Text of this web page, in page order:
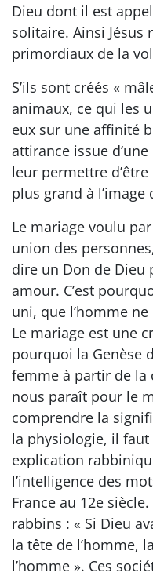
Dieu dont il est
solitaire. Ainsi Jésus
primordiaux de la
S’ils sont créés «
animaux, ce qui les
eux sur une affinité
attirance issue
leur permettre
plus grand à l’image
Le mariage voulu
union des
dire un Don de Dieu
amour. C’est
uni, que l’homme ne
Le mariage est une
pourquoi la Genèse
femme à partir de la
nous paraît pour le
comprendre la
la physiologie, il
explication
l’intelligence des
France au 12e
rabbins : « Si Dieu
la tête de l’homme,
l’homme ». Ces